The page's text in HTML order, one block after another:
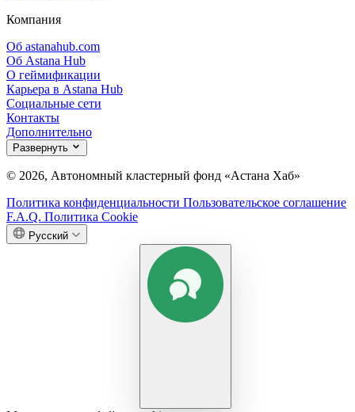
Компания
Об astanahub.com
Об Astana Hub
О геймификации
Карьера в Astana Hub
Социальные сети
Контакты
Дополнительно
Развернуть
© 2026, Автономный кластерный фонд «Астана Хаб»
Политика конфиденциальности Пользовательское соглашение
F.A.Q. Политика Cookie
Русский